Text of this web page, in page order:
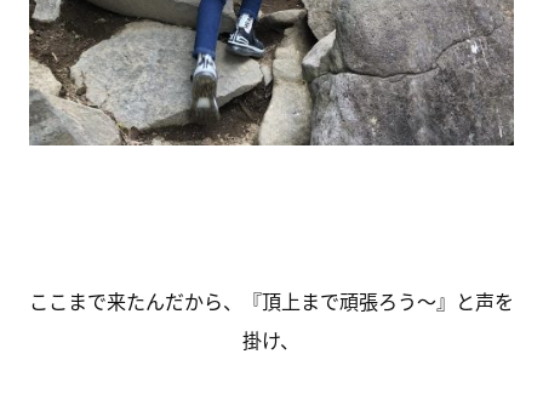
ここまで来たんだから、『頂上まで頑張ろう～』と声を
掛け、